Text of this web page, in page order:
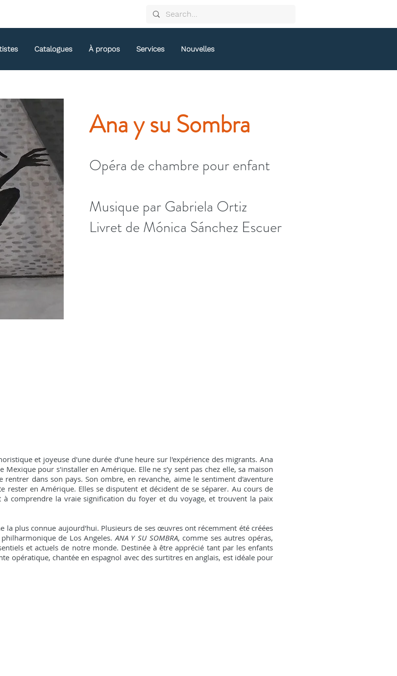
Catalogues À propos Services Nouvelles
Ana y su Sombra
Opéra de chambre pour enfant
Musique par Gabriela Ortiz
Livret de Mónica Sánchez Escuer
et joyeuse d'une durée d’une heure sur l'expérience des migrants. Ana
pour s'installer en Amérique. Elle ne s’y sent pas chez elle, sa maison
dans son pays. Son ombre, en revanche, aime le sentiment d'aventure
rester en Amérique. Elles se disputent et décident de se séparer. Au cours de
à comprendre la vraie signification du foyer et du voyage, et trouvent la paix
la plus connue aujourd'hui. Plusieurs de ses œuvres ont récemment été créées
de Los Angeles.ANA Y SU SOMBRA, comme ses autres opéras,
et actuels de notre monde. Destinée à être apprécié tant par les enfants
opératique, chantée en espagnol avec des surtitres en anglais, est idéale pour